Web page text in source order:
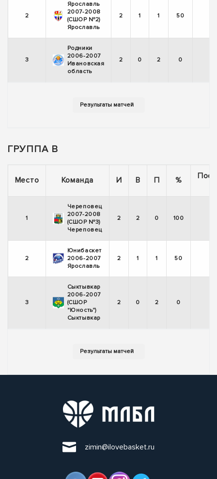
2
Ярославль
2007-2008
(СШОР №2)
Ярославль
2 1 1 50
3
Родники
2006-2007
Ивановская
область
2 0 2 0
ГРУППА В
Место Команда И В П %
1
Череповец
2007-2008
(СШОР №3)
Череповец
2 2 0 100
2
Юнибаскет
2006-2007
Ярославль
2 1 1 50
3
Сыктывкар
2006-2007
(СШОР
"Юность")
Сыктывкар
2 0 2 0
zimin@ilovebasket.ru